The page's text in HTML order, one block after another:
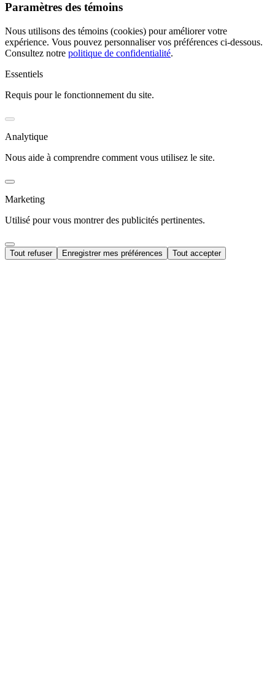
Paramètres des témoins
Nous utilisons des témoins (cookies) pour améliorer votre
expérience. Vous pouvez personnaliser vos préférences ci-dessous.
Consultez notre politique de confidentialité.
Essentiels
Requis pour le fonctionnement du site.
Analytique
Nous aide à comprendre comment vous utilisez le site.
Marketing
Utilisé pour vous montrer des publicités pertinentes.
Tout refuser Enregistrer mes préférences Tout accepter